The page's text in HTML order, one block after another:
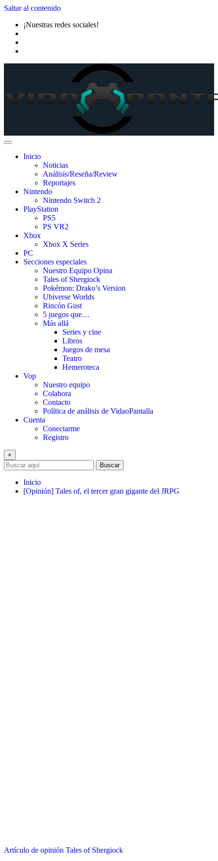
Saltar al contenido
¡Nuestras redes sociales!
Inicio
Noticias
Análisis/Reseña/Review
Reportajes
Nintendo
Nintendo Switch 2
PlayStation
PS5
PS VR2
Xbox
Xbox X Series
PC
Secciones especiales
Nuestro Equipo Opina
Tales of Shergiock
Pokémon: Drako’s Version
Ubiverse Worlds
Rincón Gust
5 juegos que…
Más allá
Series y cine
Libros
Juegos de mesa
Teatro
Hemeroteca
Vop
Nuestro equipo
Colabora
Contacto
Política de análisis de VidaoPantalla
Cuenta
Conectarme
Registro
×
Buscar
Inicio
[Opinión] Tales of, el tercer gran gigante del JRPG
Artículo de opinión Tales of Shergiock